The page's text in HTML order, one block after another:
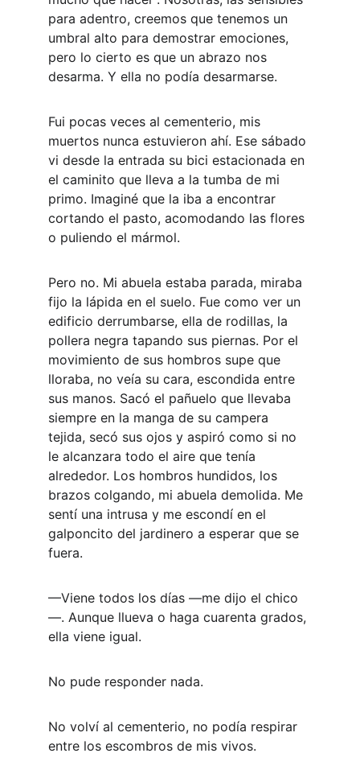
para adentro, creemos que tenemos un
umbral alto para demostrar emociones,
pero lo cierto es que un abrazo nos
desarma. Y ella no podía desarmarse.
Fui pocas veces al cementerio, mis
muertos nunca estuvieron ahí. Ese sábado
vi desde la entrada su bici estacionada en
el caminito que lleva a la tumba de mi
primo. Imaginé que la iba a encontrar
cortando el pasto, acomodando las flores
o puliendo el mármol.
Pero no. Mi abuela estaba parada, miraba
fijo la lápida en el suelo. Fue como ver un
edificio derrumbarse, ella de rodillas, la
pollera negra tapando sus piernas. Por el
movimiento de sus hombros supe que
lloraba, no veía su cara, escondida entre
sus manos. Sacó el pañuelo que llevaba
siempre en la manga de su campera
tejida, secó sus ojos y aspiró como si no
le alcanzara todo el aire que tenía
alrededor. Los hombros hundidos, los
brazos colgando, mi abuela demolida. Me
sentí una intrusa y me escondí en el
galponcito del jardinero a esperar que se
fuera.
—Viene todos los días —me dijo el chico
—. Aunque llueva o haga cuarenta grados,
ella viene igual.
No pude responder nada.
No volví al cementerio, no podía respirar
entre los escombros de mis vivos.